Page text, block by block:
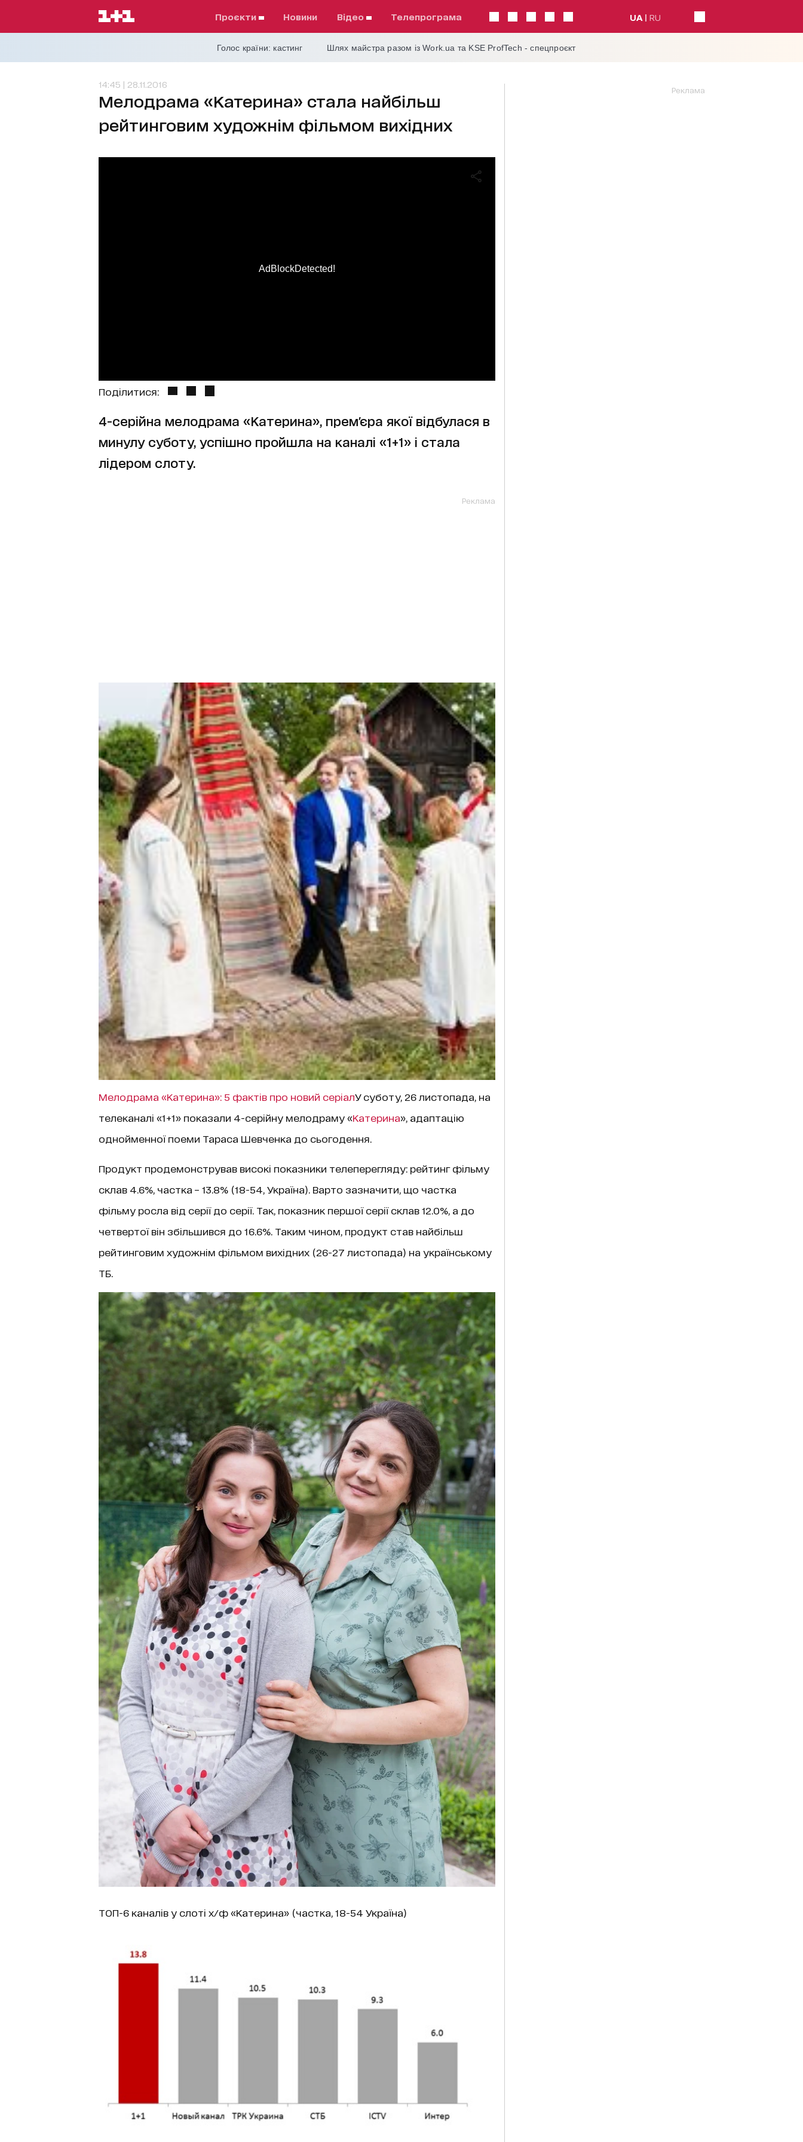
проєкти Новини відео телепрограма UA RU
Голос країни: кастинг Шлях майстра разом із Work.ua та KSE ProfTech - спецпроєкт
14:45 | 28.11.2016
Мелодрама «Катерина» стала найбільш
рейтинговим художнім фільмом вихідних
AdBlockDetected!
Поділитися:
4-серійна мелодрама «Катерина», прем'єра якої відбулася в
минулу суботу, успішно пройшла на каналі «1+1» і стала
лідером слоту.
Реклама
Мелодрама «Катерина»: 5 фактів про новий серіалУ суботу, 26 листопада, на
телеканалі «1+1» показали 4-серійну мелодраму «Катерина», адаптацію
однойменної поеми Тараса Шевченка до сьогодення.
Продукт продемонстрував високі показники телеперегляду: рейтинг фільму
склав 4.6%, частка – 13.8% (18-54, Україна). Варто зазначити, що частка
фільму росла від серії до серії. Так, показник першої серії склав 12.0%, а до
четвертої він збільшився до 16.6%. Таким чином, продукт став найбільш
рейтинговим художнім фільмом вихідних (26-27 листопада) на українському
ТБ.
ТОП-6 каналів у слоті х/ф «Катерина» (частка, 18-54 Україна)
Реклама